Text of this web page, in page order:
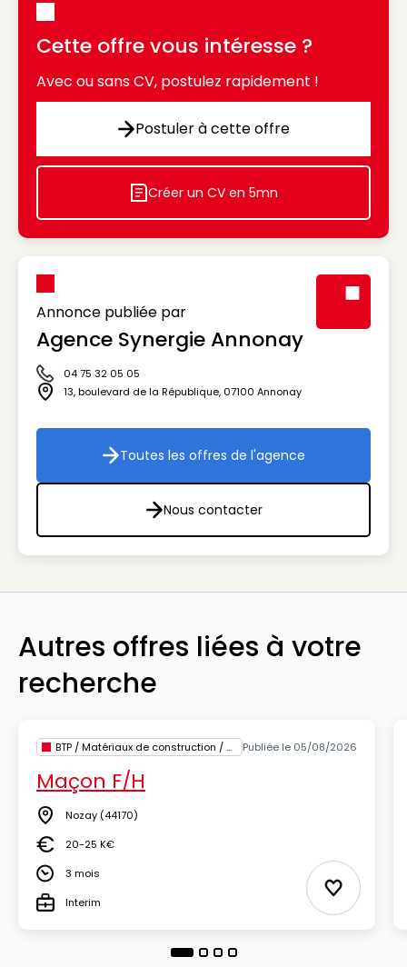
Cette offre vous intéresse ?
Avec ou sans CV, postulez rapidement !
Postuler à cette offre
Postuler à cette offre
Icon decorative
Créer un CV en 5mn
Annonce publiée par
Agence Synergie Annonay
Icône téléphone
04 75 32 05 05
Icône adresse
13, boulevard de la République, 07100 Annonay
Toutes les offres de l'agence
Toutes les offres de l'agence
Nous contacter
Nous contacter
Autres offres liées à votre
recherche
BTP / Matériaux de construction / Architecture Publiée le 05/08/2026
Maçon F/H
Lieu Nozay (44170)
Salaire20-25 K€
Durée3 mois
TypeInterim Ajouter